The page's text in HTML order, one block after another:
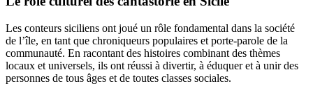
Les conteurs siciliens ont joué un rôle fondamental dans la société
de l’île, en tant que chroniqueurs populaires et porte-parole de la
communauté. En racontant des histoires combinant des thèmes
locaux et universels, ils ont réussi à divertir, à éduquer et à unir des
personnes de tous âges et de toutes classes sociales.